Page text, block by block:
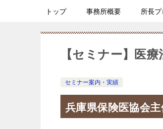
トップ 事務所概要 所長
【セミナー】医
セミナー案内・実績
兵庫県保険医協会